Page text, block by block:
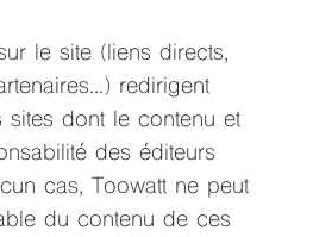
le site (liens directs,
redirigent
sites dont le contenu et
des éditeurs
cas, Toowatt ne peut
du contenu de ces